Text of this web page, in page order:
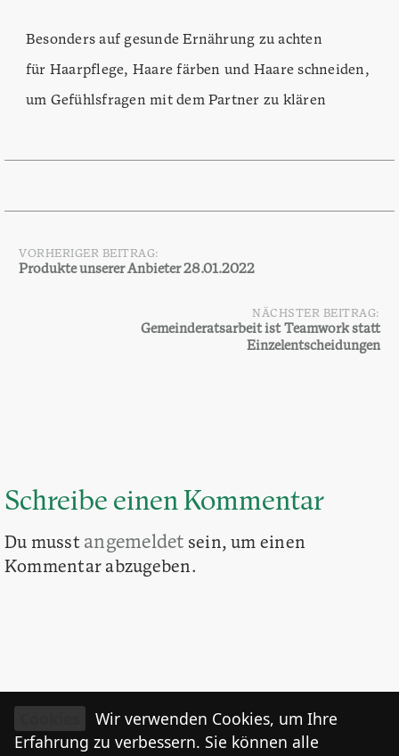
Besonders auf gesunde Ernährung zu achten
für Haarpflege, Haare färben und Haare schneiden,
um Gefühlsfragen mit dem Partner zu klären
Beitragsnavigation
VORHERIGER BEITRAG:
Produkte unserer Anbieter 28.01.2022
NÄCHSTER BEITRAG:
Gemeinderatsarbeit ist Teamwork statt
Einzelentscheidungen
Schreibe einen Kommentar
Du musst angemeldet sein, um einen
Kommentar abzugeben.
Wir verwenden Cookies, um Ihre
Erfahrung zu verbessern. Sie können alle